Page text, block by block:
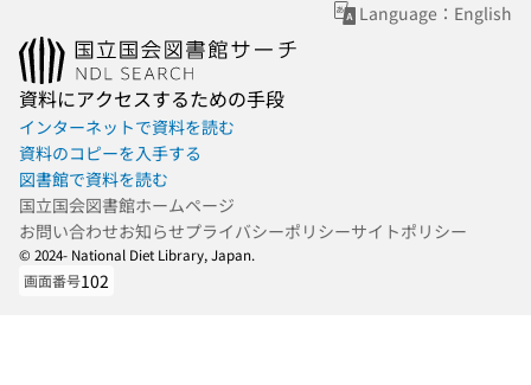
Language：English
資料にアクセスするための手段
インターネットで資料を読む
資料のコピーを入手する
図書館で資料を読む
国立国会図書館ホームページ
お問い合わせお知らせプライバシーポリシーサイトポリシー
© 2024- National Diet Library, Japan.
画面番号102